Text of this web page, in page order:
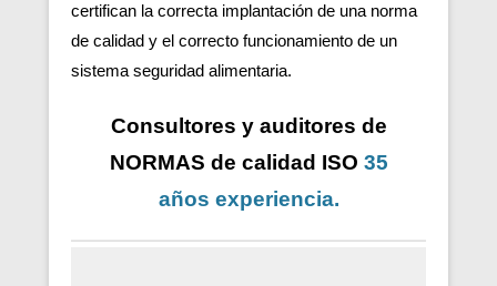
certifican la correcta implantación de una norma
de calidad y el correcto funcionamiento de un
sistema seguridad alimentaria.
Consultores y auditores de
NORMAS de calidad ISO 35
años experiencia.